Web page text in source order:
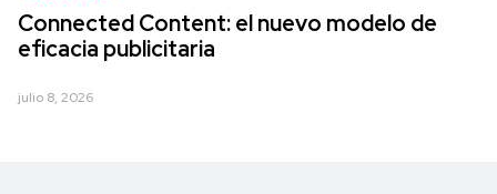
Connected Content: el nuevo modelo de
eficacia publicitaria
julio 8, 2026